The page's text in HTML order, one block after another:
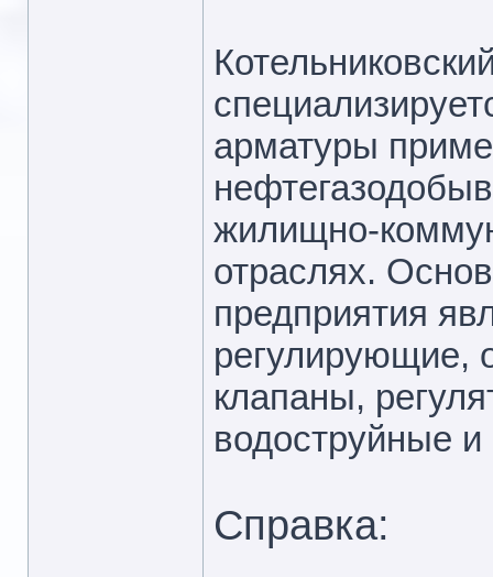
арматуры
жилищно-
отраслях.
предприятия
регулирующие,
клапаны,
водоструйные и
Справка: